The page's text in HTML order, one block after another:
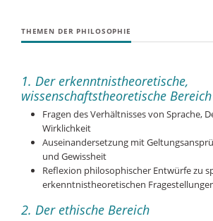
THEMEN DER PHILOSOPHIE
1. Der erkenntnistheoretische,
wissenschaftstheoretische Bereich
Fragen des Verhältnisses von Sprache,
Wirklichkeit
Auseinandersetzung mit
und Gewissheit
Reflexion philosophischer Entwürfe zu
erkenntnistheoretischen
2. Der ethische Bereich